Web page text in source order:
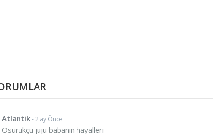
Atlantik- 2 ay Önce
Osurukçu juju babanın hayalleri